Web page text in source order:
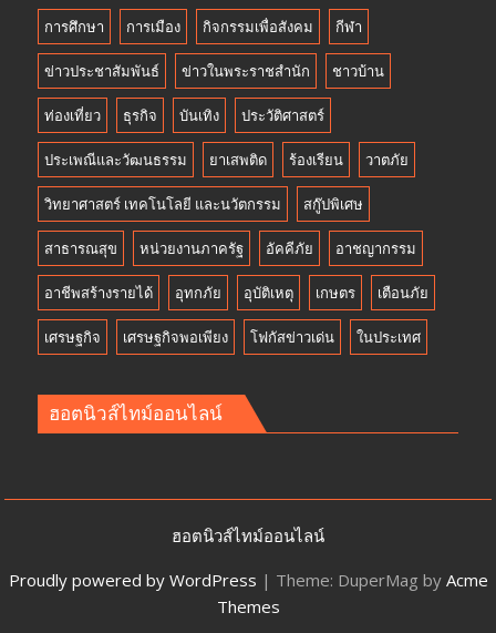
การศึกษา การเมือง กิจกรรมเพื่อสังคม กีฬา
ข่าวประชาสัมพันธ์ ข่าวในพระราชสำนัก ชาวบ้าน
ท่องเที่ยว ธุรกิจ บันเทิง ประวัติศาสตร์
ประเพณีและวัฒนธรรม ยาเสพติด ร้องเรียน วาตภัย
วิทยาศาสตร์ เทคโนโลยี และนวัตกรรม สกู๊ปพิเศษ
สาธารณสุข หน่วยงานภาครัฐ อัคคีภัย อาชญากรรม
อาชีพสร้างรายได้ อุทกภัย อุบัติเหตุ เกษตร เตือนภัย
เศรษฐกิจ เศรษฐกิจพอเพียง โฟกัสข่าวเด่น ในประเทศ
ฮอตนิวส์ไทม์ออนไลน์
ฮอตนิวส์ไทม์ออนไลน์
Proudly powered by WordPress | Theme: DuperMag by Acme
Themes